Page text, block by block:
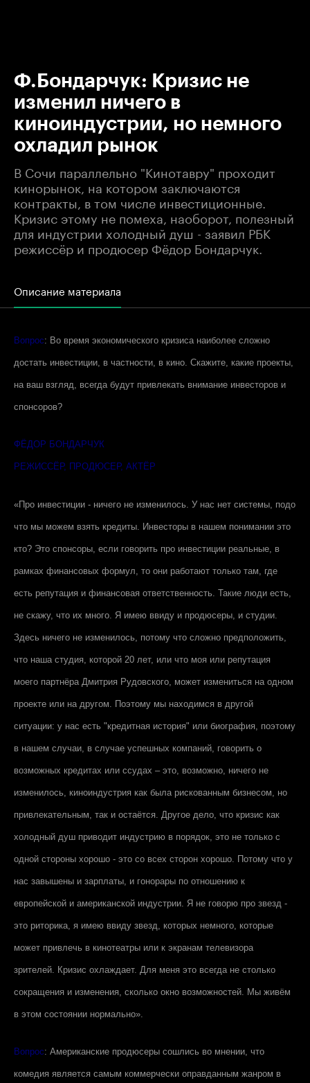
Ф.Бондарчук: Кризис не
изменил ничего в
киноиндустрии, но немного
охладил рынок
В Сочи параллельно "Кинотавру" проходит
кинорынок, на котором заключаются
контракты, в том числе инвестиционные.
Кризис этому не помеха, наоборот, полезный
для индустрии холодный душ - заявил РБК
режиссёр и продюсер Фёдор Бондарчук.
Описание материала
Вопрос: Во время экономического кризиса наиболее сложно
достать инвестиции, в частности, в кино. Скажите, какие проекты,
на ваш взгляд, всегда будут привлекать внимание инвесторов и
спонсоров?
ФЁДОР БОНДАРЧУК
РЕЖИССЁР, ПРОДЮСЕР, АКТЁР
«Про инвестиции - ничего не изменилось. У нас нет системы, подо
что мы можем взять кредиты. Инвесторы в нашем понимании это
кто? Это спонсоры, если говорить про инвестиции реальные, в
рамках финансовых формул, то они работают только там, где
есть репутация и финансовая ответственность. Такие люди есть,
не скажу, что их много. Я имею ввиду и продюсеры, и студии.
Здесь ничего не изменилось, потому что сложно предположить,
что наша студия, которой 20 лет, или что моя или репутация
моего партнёра Дмитрия Рудовского, может измениться на одном
проекте или на другом. Поэтому мы находимся в другой
ситуации: у нас есть "кредитная история" или биография, поэтому
в нашем случаи, в случае успешных компаний, говорить о
возможных кредитах или ссудах – это, возможно, ничего не
изменилось, киноиндустрия как была рискованным бизнесом, но
привлекательным, так и остаётся. Другое дело, что кризис как
холодный душ приводит индустрию в порядок, это не только с
одной стороны хорошо - это со всех сторон хорошо. Потому что у
нас завышены и зарплаты, и гонорары по отношению к
европейской и американской индустрии. Я не говорю про звезд -
это риторика, я имею ввиду звезд, которых немного, которые
может привлечь в кинотеатры или к экранам телевизора
зрителей. Кризис охлаждает. Для меня это всегда не столько
сокращения и изменения, сколько окно возможностей. Мы живём
в этом состоянии нормально».
Вопрос: Американские продюсеры сошлись во мнении, что
комедия является самым коммерчески оправданным жанром в